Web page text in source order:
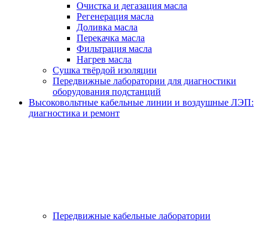
Очистка и дегазация масла
Регенерация масла
Доливка масла
Перекачка масла
Фильтрация масла
Нагрев масла
Сушка твёрдой изоляции
Передвижные лаборатории для диагностики
оборудования подстанций
Высоковольтные кабельные линии и воздушные ЛЭП:
диагностика и ремонт
Передвижные кабельные лаборатории